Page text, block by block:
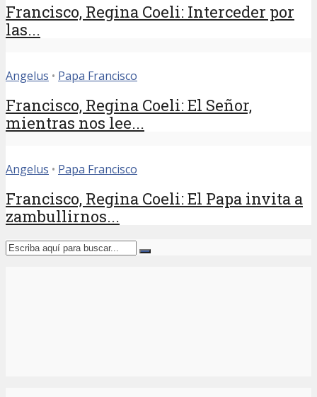
Francisco, Regina Coeli: Interceder por
las...
Angelus • Papa Francisco
Francisco, Regina Coeli: El Señor,
mientras nos lee...
Angelus • Papa Francisco
Francisco, Regina Coeli: El Papa invita a
zambullirnos...